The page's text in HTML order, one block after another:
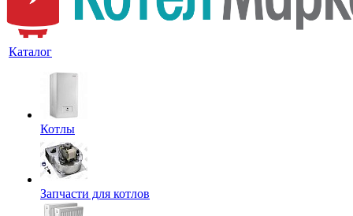
Каталог
Котлы
Запчасти для котлов